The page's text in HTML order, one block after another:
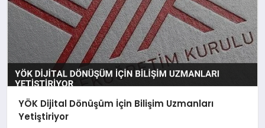
YÖK Dijital Dönüşüm İçin Bilişim Uzmanları
Yetiştiriyor